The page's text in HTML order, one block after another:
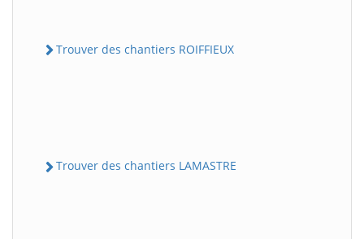
Trouver des chantiers ROIFFIEUX
Trouver des chantiers LAMASTRE